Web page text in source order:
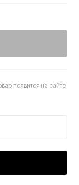
появится на сайте